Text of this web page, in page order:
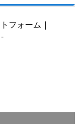
フォーム |